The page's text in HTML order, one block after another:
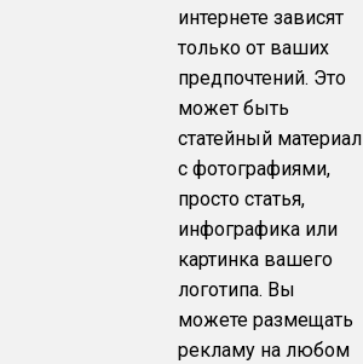
интернете зависят
только от ваших
предпочтений. Это
может быть
статейный материал
с фотографиями,
просто статья,
инфографика или
картинка вашего
логотипа. Вы
можете размещать
рекламу на любом